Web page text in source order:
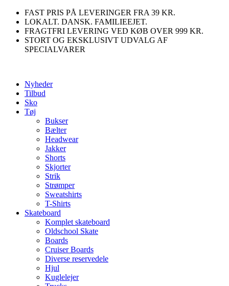
Videre
indhold
FAST PRIS PÅ LEVERINGER FRA 39 KR.
LOKALT. DANSK. FAMILIEEJET.
FRAGTFRI LEVERING VED KØB OVER 999 KR.
STORT OG EKSKLUSIVT UDVALG AF
SPECIALVARER
Nyheder
Tilbud
Sko
Tøj
Bukser
Bælter
Headwear
Jakker
Shorts
Skjorter
Strik
Strømper
Sweatshirts
T-Shirts
Skateboard
Komplet skateboard
Oldschool Skate
Boards
Cruiser Boards
Diverse reservedele
Hjul
Kuglelejer